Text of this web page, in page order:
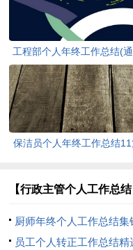
工程部个人年终工作总结(
15篇)
保洁员个人年终工作总结
【行政主管个人工作总
厨师年终个人工作总结集
篇员工个人转正工作总结精